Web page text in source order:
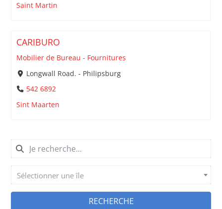
Saint Martin
CARIBURO
Mobilier de Bureau - Fournitures
Longwall Road. - Philipsburg
542 6892
Sint Maarten
Sélectionner une île
RECHERCHE